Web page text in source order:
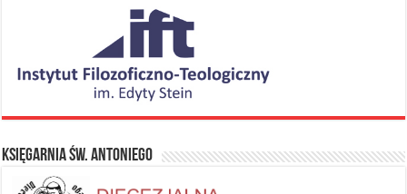
Księgarnia Św. Antoniego